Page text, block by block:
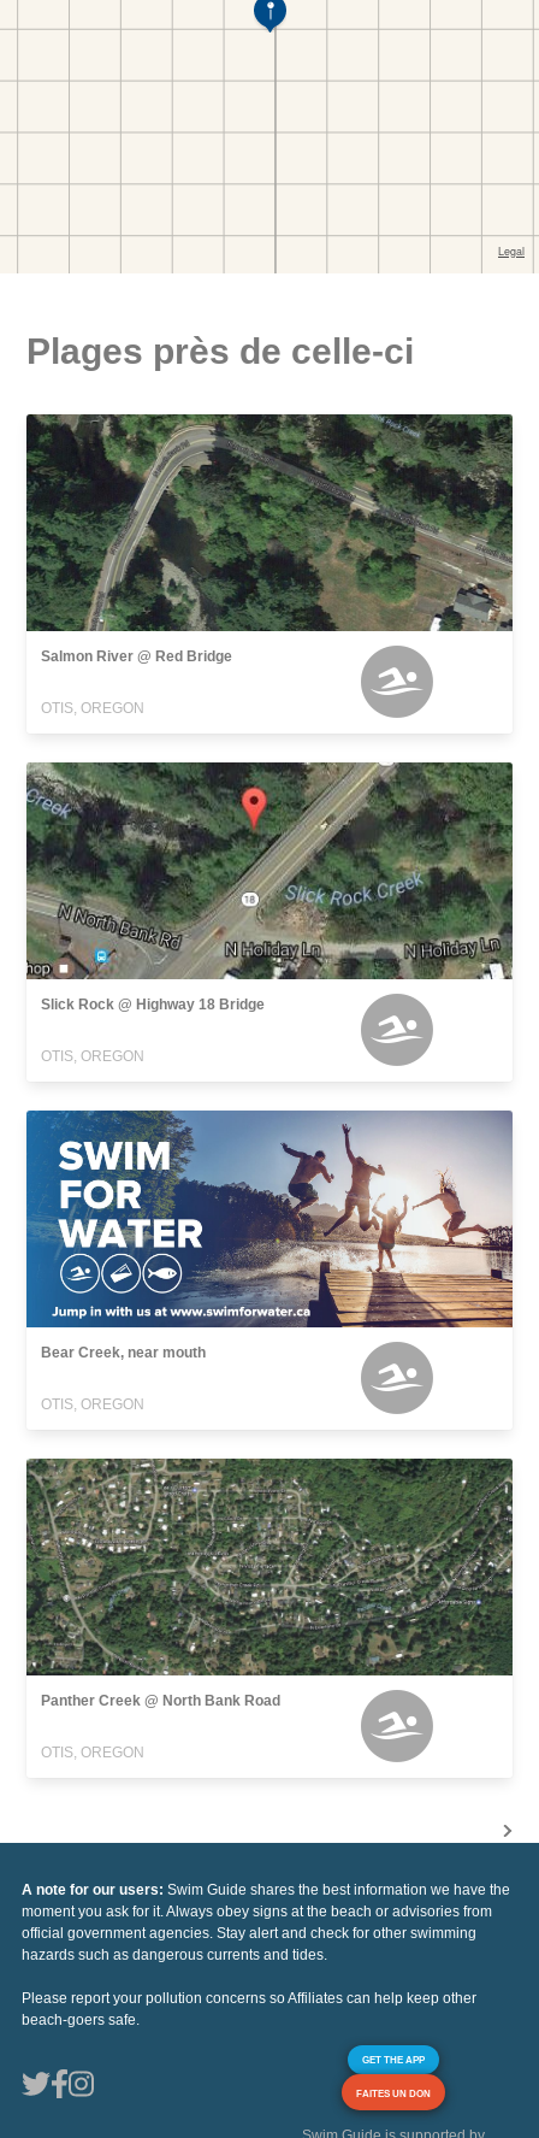
Plages près de celle-ci
Salmon River @ Red Bridge
OTIS, OREGON
Slick Rock @ Highway 18 Bridge
OTIS, OREGON
Bear Creek, near mouth
OTIS, OREGON
Panther Creek @ North Bank Road
OTIS, OREGON
A note for our users: Swim Guide shares the best information we have the
moment you ask for it. Always obey signs at the beach or advisories from
official government agencies. Stay alert and check for other swimming
hazards such as dangerous currents and tides.
Please report your pollution concerns so Affiliates can help keep other
beach-goers safe.
GET THE APP
FAITES UN DON